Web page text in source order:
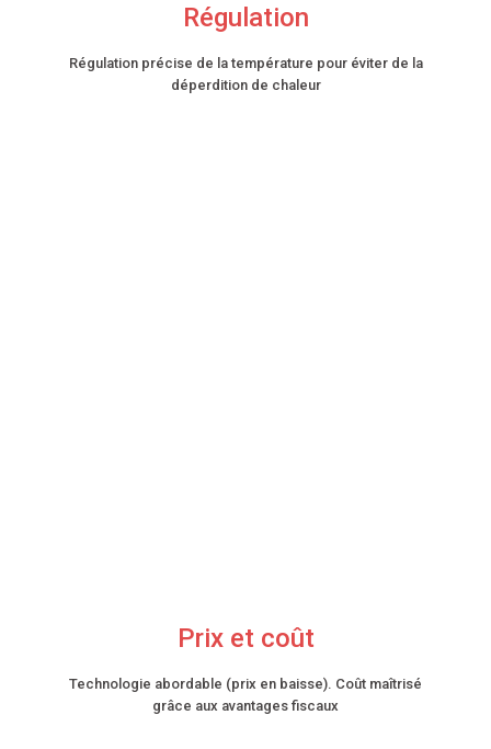
Régulation
Régulation précise de la température pour éviter de la
déperdition de chaleur
Prix et coût
Technologie abordable (prix en baisse). Coût maîtrisé
grâce aux avantages fiscaux